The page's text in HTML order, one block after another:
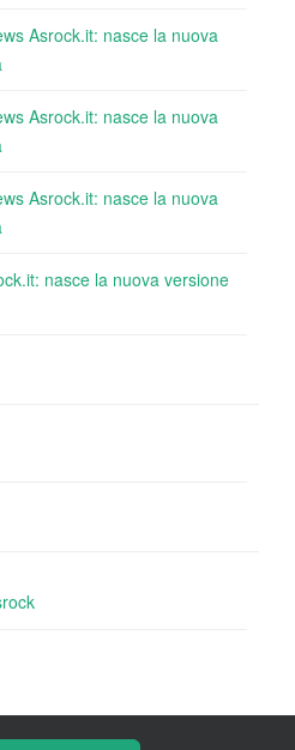
Asrock.it: nasce la nuova
Asrock.it: nasce la nuova
Asrock.it: nasce la nuova
nasce la nuova versione